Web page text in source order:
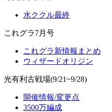
水ククル最終
これグラ7月号
これグラ新情報まとめ
ウィザードオリジン
光有利古戦場(9/21~9/28)
開催情報/変更点
3500万編成